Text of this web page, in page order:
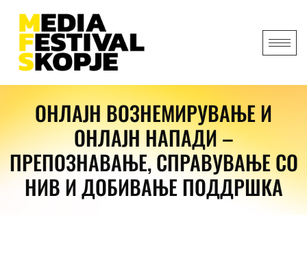
ОНЛАЈН ВОЗНЕМИРУВАЊЕ И
ОНЛАЈН НАПАДИ –
ПРЕПОЗНАВАЊЕ, СПРАВУВАЊЕ СО
НИВ И ДОБИВАЊЕ ПОДДРШКА